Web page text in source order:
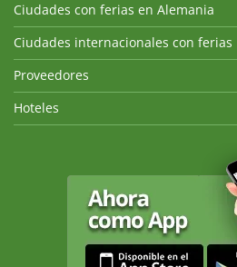
Ciudades con ferias en Alemania
Ciudades internacionales con ferias
Proveedores
Hoteles